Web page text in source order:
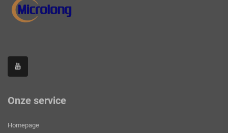
Onze service
Homepage